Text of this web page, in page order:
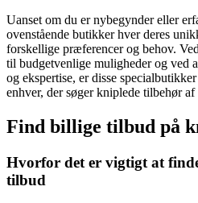
Uanset om du er nybegynder eller
ovenstående butikker hver deres
forskellige præferencer og behov.
til budgetvenlige muligheder og ved
og ekspertise, er disse
enhver, der søger kniplede tilbehør
Find billige tilbud på
Hvorfor det er vigtigt at
tilbud